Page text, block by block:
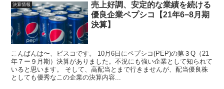
決算情報
売上好調、安定的な業績を続ける
優良企業ペプシコ【21年6−8月期
決算】
こんばんは〜、ビスコです。 10月6日にペプシコ(PEP)の第３Q（21
年７ー９月期）決算がありました。不況にも強い企業として知られて
いると思います。 そして、高配当とまで行きませんが、配当優良株
としても優秀なこの企業の決算内容...